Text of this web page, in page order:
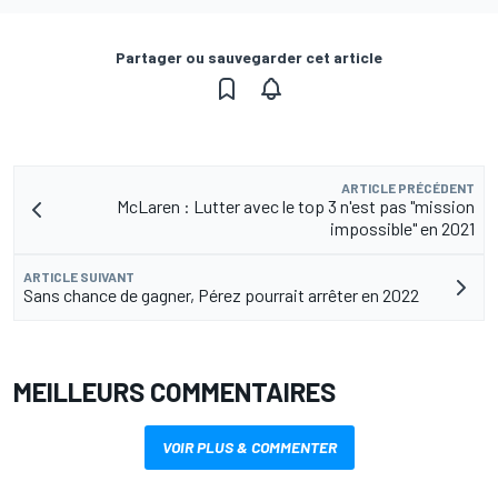
Partager ou sauvegarder cet article
ARTICLE PRÉCÉDENT
McLaren : Lutter avec le top 3 n'est pas "mission
impossible" en 2021
ARTICLE SUIVANT
Sans chance de gagner, Pérez pourrait arrêter en 2022
MEILLEURS COMMENTAIRES
VOIR PLUS & COMMENTER